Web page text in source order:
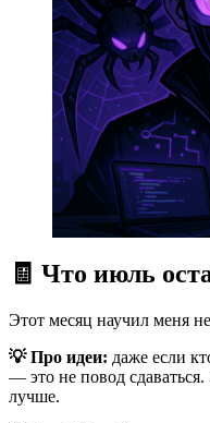
🧾 Что июль
Этот месяц научил меня
💡 Про идеи: даже если
— это не повод
лучше.